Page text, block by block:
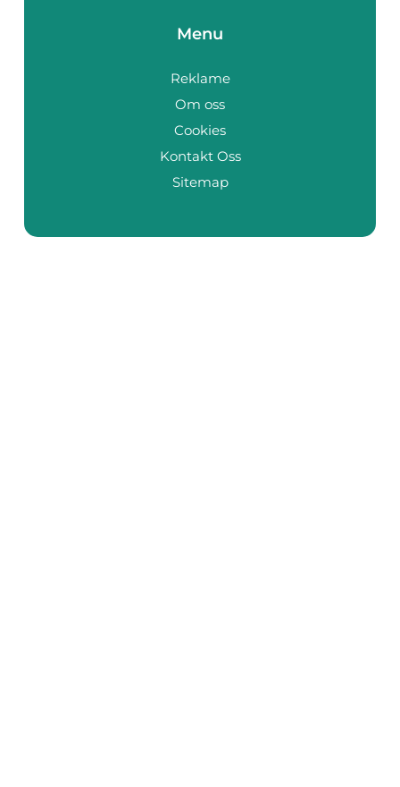
Menu
Reklame
Om oss
Cookies
Kontakt Oss
Sitemap